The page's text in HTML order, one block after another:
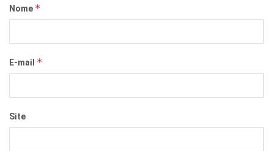
Nome *
E-mail *
Site